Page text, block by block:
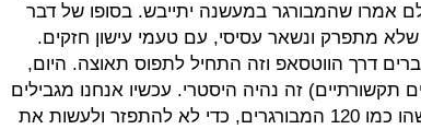
אמרו שהמבורגר במעשנה יתייבש. בסופו של דבר
שלא מתפרק ונשאר עסיסי, עם טעמי עישון חזקים.
דרך הווטסאפ וזה התחיל לתפוס תאוצה. היום,
תקשורתיים) זה נהיה היסטרי. עכשיו אנחנו מגבילים
את הכמות ל־30 ק"ג ביום, משהו כמו 120 המבורגרים, כדי לא להתפזר ולעשות את